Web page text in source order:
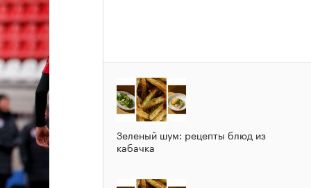
Зеленый шум: рецепты блюд из
кабачка